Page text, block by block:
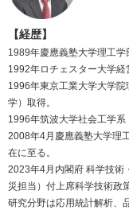
【経歴】
1989年慶應義塾大学理工学
1992年ロチェスター大学経
1996年東京工業大学大学
学）取得。
1996年筑波大学社会工学系
2008年4月慶應義塾大学理
在に至る。
2023年4月内閣府 科学技術
災担当）付上席科学技術政
研究分野は応用統計解析、